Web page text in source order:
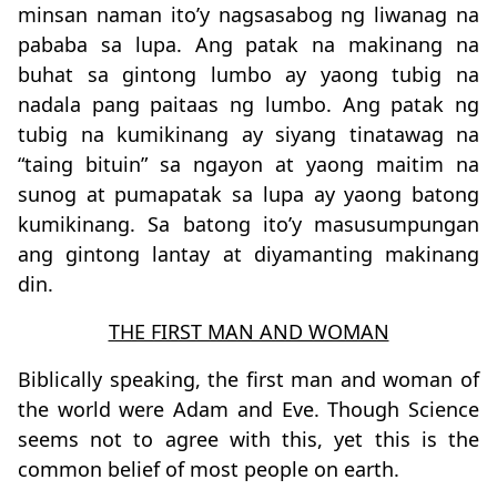
minsan naman ito’y nagsasabog ng liwanag na
pababa sa lupa. Ang patak na makinang na
buhat sa gintong lumbo ay yaong tubig na
nadala pang paitaas ng lumbo. Ang patak ng
tubig na kumikinang ay siyang tinatawag na
“taing bituin” sa ngayon at yaong maitim na
sunog at pumapatak sa lupa ay yaong batong
kumikinang. Sa batong ito’y masusumpungan
ang gintong lantay at diyamanting makinang
din.
THE FIRST MAN AND WOMAN
Biblically speaking, the first man and woman of
the world were Adam and Eve. Though Science
seems not to agree with this, yet this is the
common belief of most people on earth.